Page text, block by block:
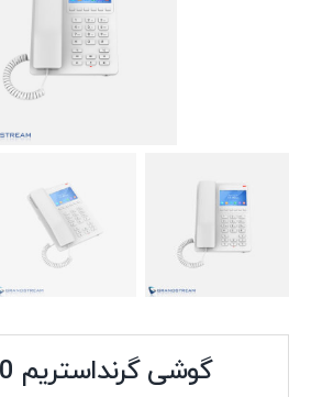
درباره ما
گوشی گرنداستریم GHP630